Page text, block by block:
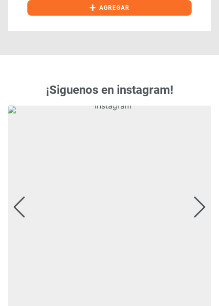
+ AGREGAR
¡Siguenos en instagram!